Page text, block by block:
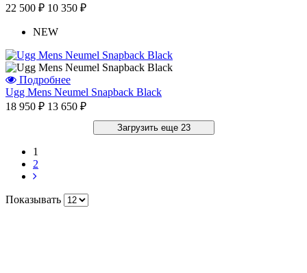
22 500 ₽ 10 350 ₽
NEW
Подробнее
Ugg Mens Neumel Snapback Black
18 950 ₽ 13 650 ₽
Загрузить еще 23
1
2
Показывать